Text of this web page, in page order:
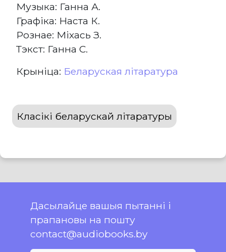
Музыка: Ганна А.
Графіка: Наста К.
Рознае: Міхась З.
Тэкст: Ганна С.
Крыніца: Беларуская літаратура
Класікі беларускай літаратуры
Дасылайце вашыя пытанні і
прапановы на пошту
contact@audiobooks.by